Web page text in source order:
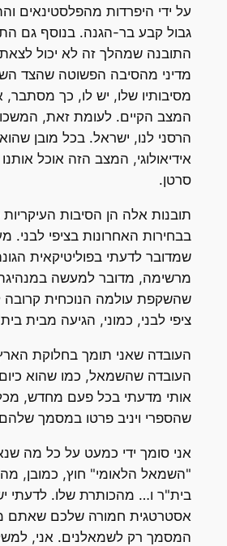
על ידי היפרדות מהפלסטינאים
גבול קבע בר-הגנה. בנוסף גם
התובנה שמהלך זה לא יכול
מדיני מהסיבה הפשוטה שהצד
מסיבותיו שלו, יש לו, כך
המצב הקיים. לעומת זאת,
הרסני לנו, ישראל. בכל מובן
אידיאולוגי, המצב הזה אוכל
סרטן.
תובנות אלה הן הסיבות
בבחירות האחרונות בציפי לבני.
שמדובר לדעתי בפוליטיקאית
מרשימה, מדובר למעשה
שהשקפת עולמה הנוכחית קרובה
ציפי לבני, כמוני, הגיעה מבית
העובדה שאני תומך בחלוקת
העובדה שהשמאל, כמו שהוא
אותי מדעתי בכל פעם מחדש,
שהספרי ויניב פרטו במסמך
אני סומך ידי כמעט על כל מה
"השמאל הלאומי" חוץ, כמובן,
בית"ר ו… מהכותרת שלו. לדעתי
אסטרטגית חמורה שלכם שאתם
המסמך רק לשמאלנים. אני,